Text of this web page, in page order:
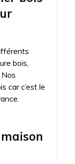
bois,
car c’est le